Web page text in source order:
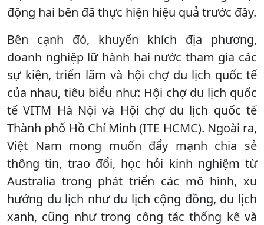
động hai bên đã thực hiện hiệu quả trước đây.
Bên cạnh đó, khuyến khích địa phương,
doanh nghiệp lữ hành hai nước tham gia các
sự kiện, triển lãm và hội chợ du lịch quốc tế
của nhau, tiêu biểu như: Hội chợ du lịch quốc
tế VITM Hà Nội và Hội chợ du lịch quốc tế
Thành phố Hồ Chí Minh (ITE HCMC). Ngoài ra,
Việt Nam mong muốn đẩy mạnh chia sẻ
thông tin, trao đổi, học hỏi kinh nghiệm từ
Australia trong phát triển các mô hình, xu
hướng du lịch như du lịch cộng đồng, du lịch
xanh, cũng như trong công tác thống kê và